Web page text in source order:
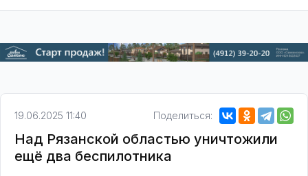
19.06.2025 11:40 Поделиться:
Над Рязанской областью уничтожили
ещё два беспилотника